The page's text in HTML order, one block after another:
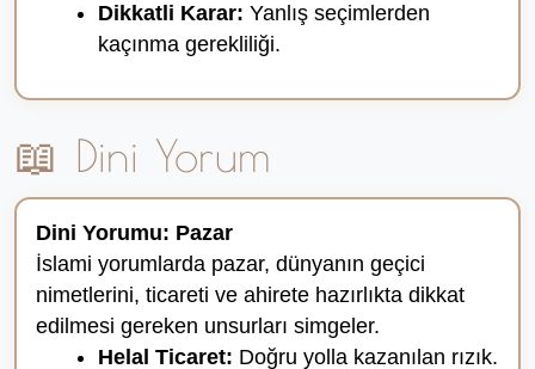
Dikkatli Karar: Yanlış seçimlerden
kaçınma gerekliliği.
📖 Dini Yorum
Dini Yorumu: Pazar
İslami yorumlarda pazar, dünyanın geçici
nimetlerini, ticareti ve ahirete hazırlıkta dikkat
edilmesi gereken unsurları simgeler.
Helal Ticaret: Doğru yolla kazanılan rızık.